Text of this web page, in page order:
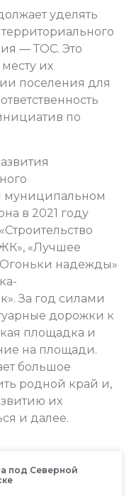
уделять
— ТОС. Это
их
поселения для
по
муниципальном
в 2021 году
«Лучшее
надежды»
За год силами
дорожки к
площадка и
на площади.
большое
родной край и,
их
и далее.
под Северной